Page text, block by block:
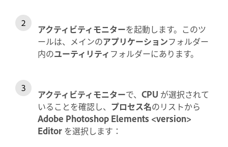
アクティビティモニターを起動します。このツ
ールは、メインのアプリケーションフォルダー
内のユーティリティ フォルダーにあります。
アクティビティモニターで、 CPU が選択されて
いることを確認し、 プロセス名のリストから
Adobe Photoshop Elements <version>
Editor を選択します：